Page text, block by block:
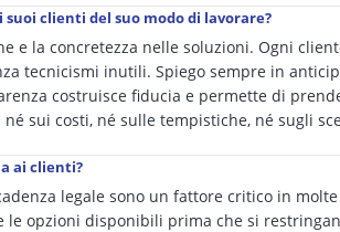
suoi clienti del suo modo di lavorare?
e la concretezza nelle soluzioni. Ogni
tecnicismi inutili. Spiego sempre in
costruisce fiducia e permette di
sui costi, né sulle tempistiche, né sugli
ai clienti?
legale sono un fattore critico in
opzioni disponibili prima che si